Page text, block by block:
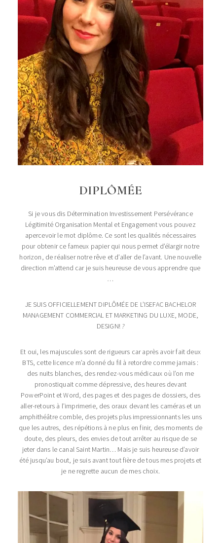
DIPLÔMÉE
Si je vous dis Détermination Investissement Persévérance
Légitimité Organisation Mental et Engagement vous pouvez
apercevoir le mot diplôme. Ce sont les qualités nécessaires
pour obtenir ce fameux papier qui nous permet d’élargir notre
horizon, de réaliser notre rêve et d’aller de l’avant. Une nouvelle
direction m’attend car je suis heureuse de vous apprendre que
…
JE SUIS OFFICIELLEMENT DIPLÔMÉE DE L’ISEFAC BACHELOR
MANAGEMENT COMMERCIAL ET MARKETING DU LUXE, MODE,
DESIGN! ?
Et oui, les majuscules sont de rigueurs car après avoir fait deux
BTS, cette licence m’a donné du fil à retordre comme jamais :
des nuits blanches, des rendez-vous médicaux où l’on me
pronostiquait comme dépressive, des heures devant
PowerPoint et Word, des pages et des pages de dossiers, des
aller-retours à l’imprimerie, des oraux devant les caméras et un
amphithéâtre comble, des projets plus impressionnants les uns
que les autres, des répétions à ne plus en finir, des moments de
doute, des pleurs, des envies de tout arrêter au risque de se
jeter dans le canal Saint Martin… Mais je suis heureuse d’avoir
été jusqu’au bout, je suis avant tout fière de tous mes projets et
je ne regrette aucun de mes choix.